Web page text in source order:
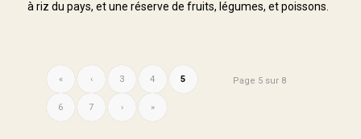
à riz du pays, et une réserve de fruits, légumes, et poissons.
Page 5 sur 8
« ‹ 3 4 5
6 7 › »